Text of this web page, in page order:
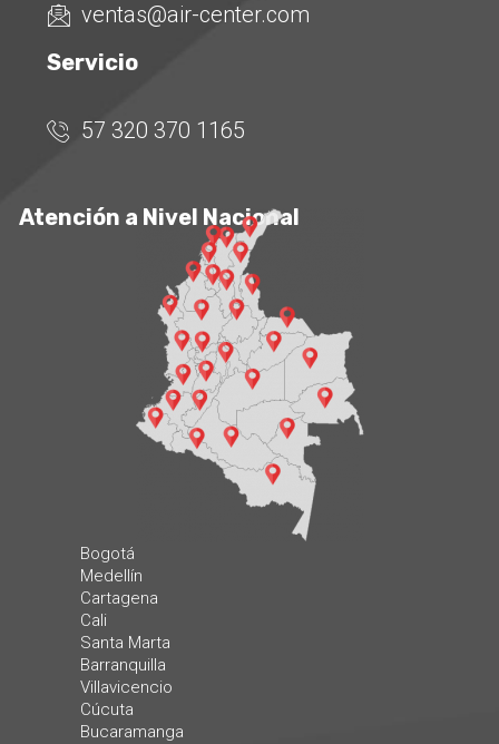
ventas@air-center.com
Servicio
57 320 370 1165
Atención a Nivel Nacional
Bogotá
Medellín
Cartagena
Cali
Santa Marta
Barranquilla
Villavicencio
Cúcuta
Bucaramanga